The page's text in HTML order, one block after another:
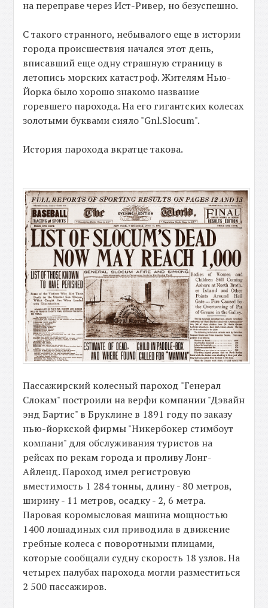
на переправе через Ист-Ривер, но безуспешно.
С такого странного, небывалого еще в истории
города происшествия начался этот день,
вписавший еще одну страшную страницу в
летопись морских катастроф. Жителям Нью-
Йорка было хорошо знакомо название
горевшего парохода. На его гигантских колесах
золотыми буквами сияло "Gnl.Slocum".
История парохода вкратце такова.
Пассажирский колесный пароход "Генерал
Слокам" построили на верфи компании "Дэвайн
энд Бартис" в Бруклине в 1891 году по заказу
нью-йоркской фирмы "Никербокер стимбоут
компани" для обслуживания туристов на
рейсах по рекам города и проливу Лонг-
Айленд. Пароход имел регистровую
вместимость 1 284 тонны, длину - 80 метров,
ширину - 11 метров, осадку - 2, 6 метра.
Паровая коромысловая машина мощностью
1400 лошадиных сил приводила в движение
гребные колеса с поворотными плицами,
которые сообщали судну скорость 18 узлов. На
четырех палубах парохода могли разместиться
2 500 пассажиров.